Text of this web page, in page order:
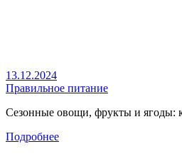
13.12.2024
Правильное питание
Сезонные овощи, фрукты и ягоды:
Подробнее